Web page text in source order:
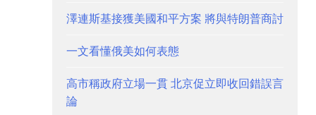
澤連斯基接獲美國和平方案 將與特朗普商討
一文看懂俄美如何表態
高市稱政府立場一貫 北京促立即收回錯誤言
論